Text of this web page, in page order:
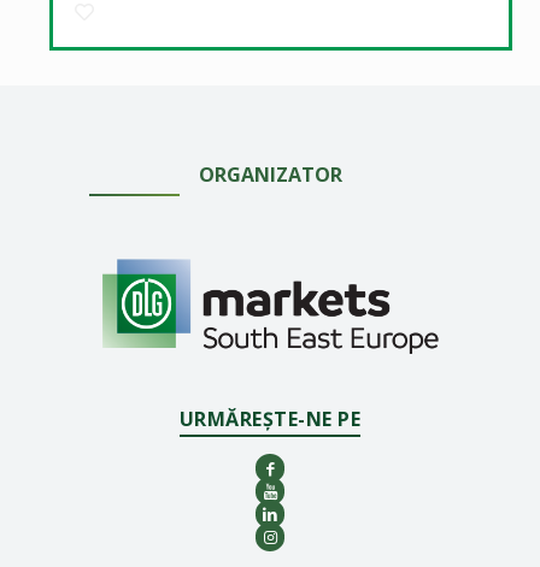
ORGANIZATOR
URMĂREȘTE-NE PE